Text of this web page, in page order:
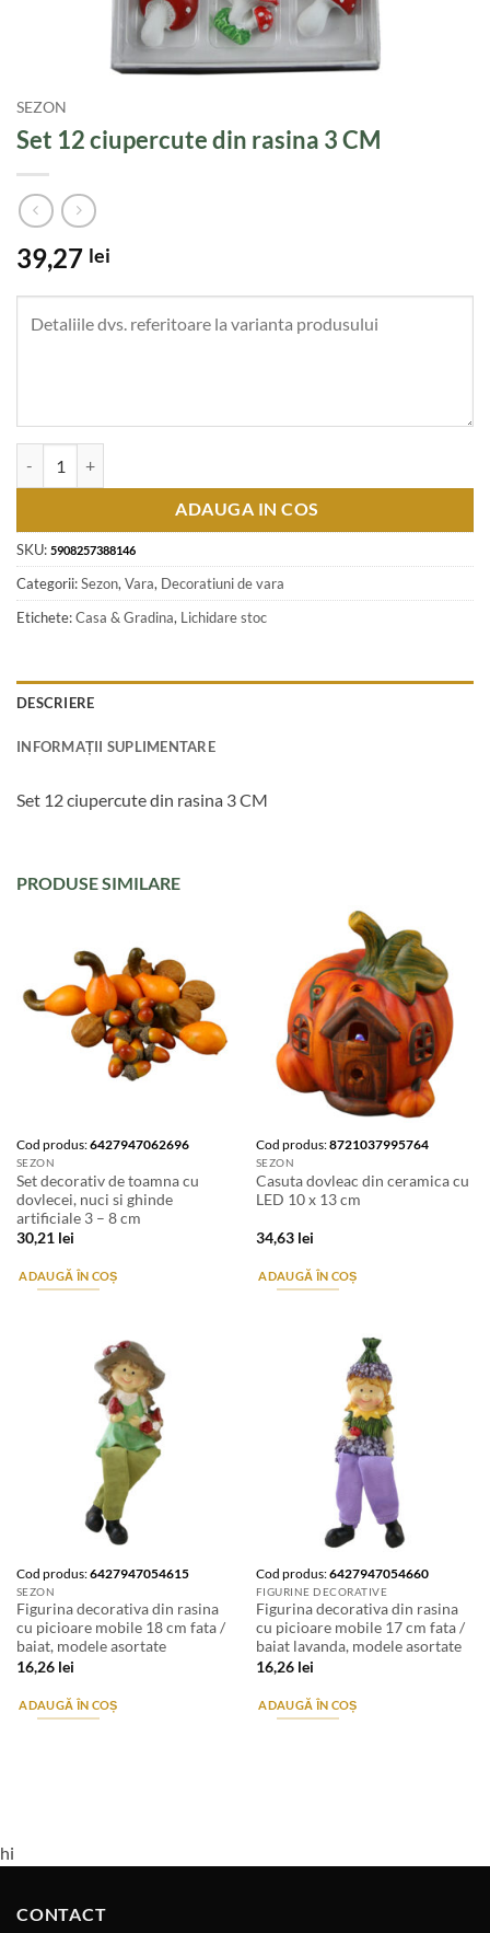
SEZON
Set 12 ciupercute din rasina 3 CM
39,27 lei
ADAUGA IN COS
SKU: 5908257388146
Categorii:Sezon, Vara, Decoratiuni de vara
Etichete:Casa & Gradina, Lichidare stoc
DESCRIERE
INFORMAȚII SUPLIMENTARE
Set 12 ciupercute din rasina 3 CM
PRODUSE SIMILARE
Cod produs:6427947062696
SEZON
Set decorativ de toamna cu
dovlecei, nuci si ghinde
artificiale 3 – 8 cm
30,21 lei
ADAUGĂ ÎN COȘ
Cod produs:8721037995764
SEZON
Casuta dovleac din ceramica cu
LED 10 x 13 cm
34,63 lei
ADAUGĂ ÎN COȘ
Cod produs:6427947054615
SEZON
Figurina decorativa din rasina
cu picioare mobile 18 cm fata /
baiat, modele asortate
16,26 lei
ADAUGĂ ÎN COȘ
Cod produs:6427947054660
FIGURINE DECORATIVE
Figurina decorativa din rasina
cu picioare mobile 17 cm fata /
baiat lavanda, modele asortate
16,26 lei
ADAUGĂ ÎN COȘ
hi
CONTACT